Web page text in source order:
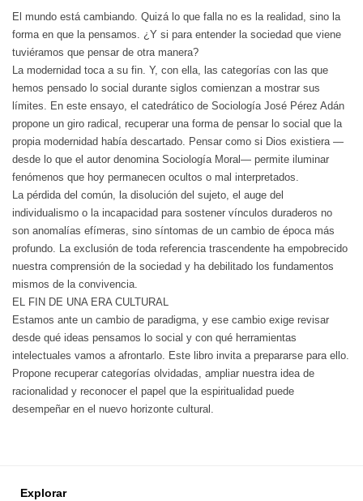
El mundo está cambiando. Quizá lo que falla no es la realidad, sino la
forma en que la pensamos. ¿Y si para entender la sociedad que viene
tuviéramos que pensar de otra manera?
La modernidad toca a su fin. Y, con ella, las categorías con las que
hemos pensado lo social durante siglos comienzan a mostrar sus
límites. En este ensayo, el catedrático de Sociología José Pérez Adán
propone un giro radical, recuperar una forma de pensar lo social que la
propia modernidad había descartado. Pensar como si Dios existiera —
desde lo que el autor denomina Sociología Moral— permite iluminar
fenómenos que hoy permanecen ocultos o mal interpretados.
La pérdida del común, la disolución del sujeto, el auge del
individualismo o la incapacidad para sostener vínculos duraderos no
son anomalías efímeras, sino síntomas de un cambio de época más
profundo. La exclusión de toda referencia trascendente ha empobrecido
nuestra comprensión de la sociedad y ha debilitado los fundamentos
mismos de la convivencia.
EL FIN DE UNA ERA CULTURAL
Estamos ante un cambio de paradigma, y ese cambio exige revisar
desde qué ideas pensamos lo social y con qué herramientas
intelectuales vamos a afrontarlo. Este libro invita a prepararse para ello.
Propone recuperar categorías olvidadas, ampliar nuestra idea de
racionalidad y reconocer el papel que la espiritualidad puede
desempeñar en el nuevo horizonte cultural.
Explorar